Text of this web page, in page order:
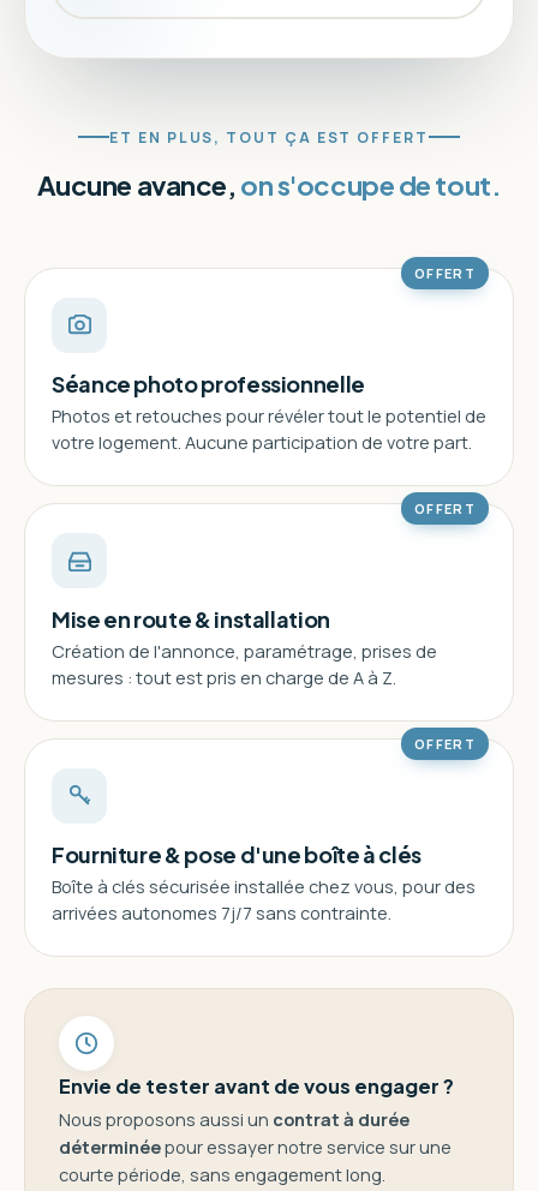
ET EN PLUS, TOUT ÇA EST OFFERT
Aucune avance, on s'occupe de tout.
OFFERT
Séance photo professionnelle
Photos et retouches pour révéler tout le potentiel de
votre logement. Aucune participation de votre part.
OFFERT
Mise en route & installation
Création de l'annonce, paramétrage, prises de
mesures : tout est pris en charge de A à Z.
OFFERT
Fourniture & pose d'une boîte à clés
Boîte à clés sécurisée installée chez vous, pour des
arrivées autonomes 7j/7 sans contrainte.
Envie de tester avant de vous engager ?
Nous proposons aussi un contrat à durée
déterminéepour essayer notre service sur une
courte période, sans engagement long.